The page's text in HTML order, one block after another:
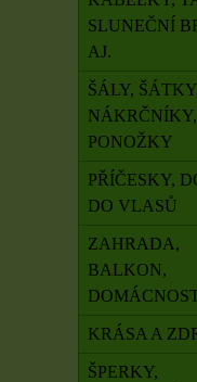
SLUNEČNÍ
AJ.
ŠÁLY,
NÁKRČNÍKY,
PONOŽKY
PŘÍČESKY,
DO VLASŮ
ZAHRADA,
BALKON,
KRÁSA A
ŠPERKY,